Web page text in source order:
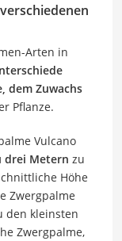
Arten in
dem Zuwachs
Pflanze.
Vulcano
drei Metern zu
Höhe
Zwergpalme
den kleinsten
Zwergpalme,